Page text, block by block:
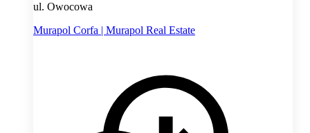
ul. Owocowa
Murapol Corfa | Murapol Real Estate